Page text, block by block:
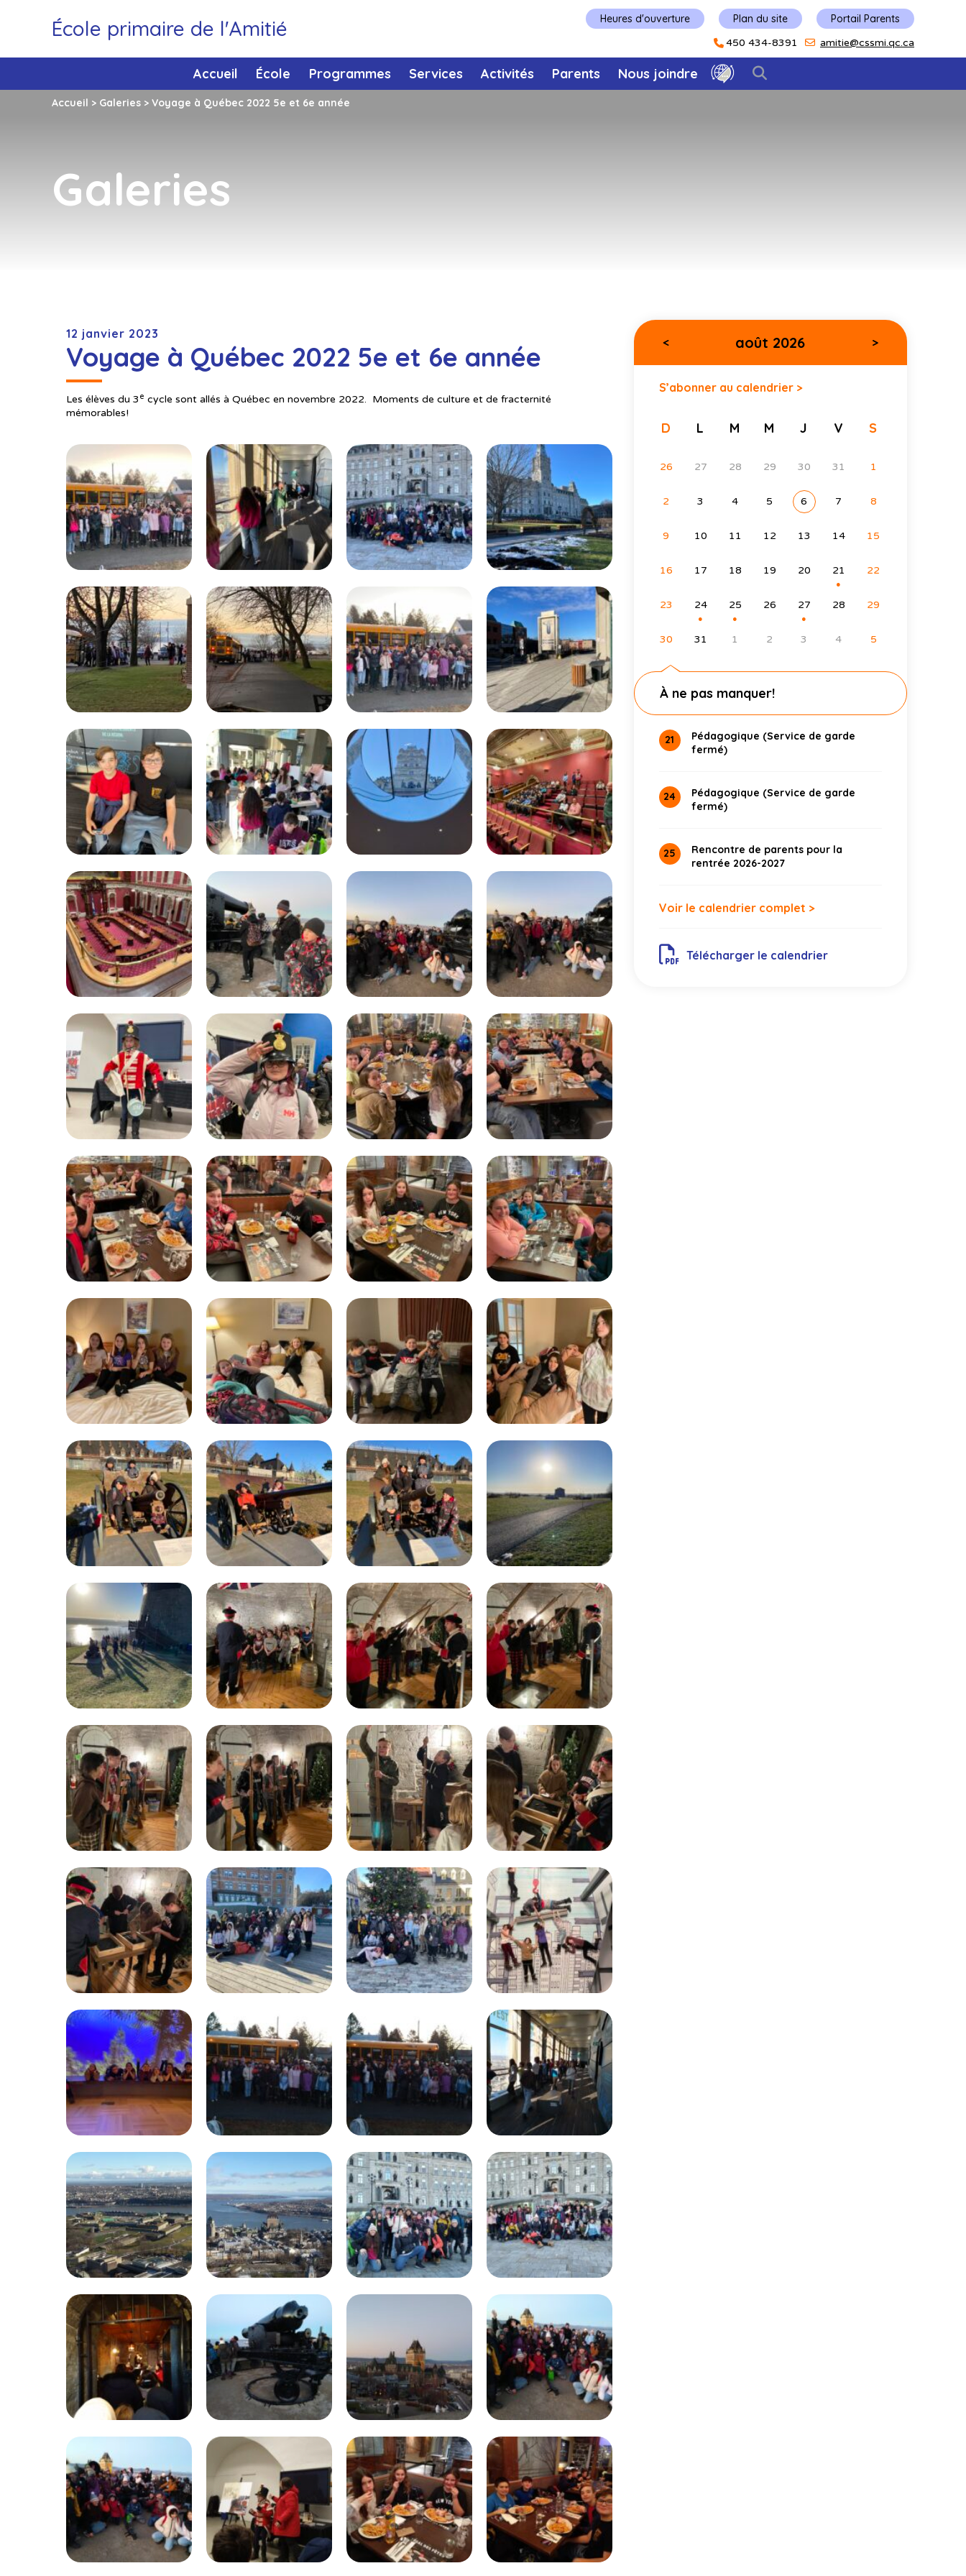
École primaire de l'Amitié Plan du site Portail Parents
Heures d'ouverture
450 434-8391 amitie@cssmi.qc.ca
Accueil École Programmes Services Activités Parents Nous joindre
Accueil > Galeries > Voyage à Québec 2022 5e et 6e année
Galeries
12 janvier 2023
Voyage à Québec 2022 5e et 6e année
Les élèves du 3 e cycle sont allés à Québec en novembre 2022. Moments de culture et de fracternité
mémorables!
< août 2026 >
S’abonner au calendrier >
D L M M J V S
26 27 28 29 30 31 1
2 3 4 5 6 7 8
9 10 11 12 13 14 15
16 17 18 19 20 21
●
22
23 24
●
25
●
26 27
●
28 29
30 31 1 2 3 4 5
À ne pas manquer!
21
Pédagogique (Service de garde
fermé)
24
Pédagogique (Service de garde
fermé)
25
Rencontre de parents pour la
rentrée 2026-2027
Voir le calendrier complet >
Télécharger le calendrier